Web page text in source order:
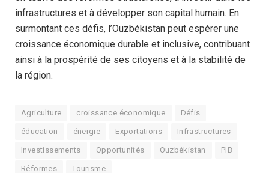
infrastructures et à développer son capital humain. En
surmontant ces défis, l’Ouzbékistan peut espérer une
croissance économique durable et inclusive, contribuant
ainsi à la prospérité de ses citoyens et à la stabilité de
la région.
Agriculture croissance économique Défis
éducation énergie Exportations Infrastructures
Investissements Opportunités Ouzbékistan PIB
Réformes Tourisme